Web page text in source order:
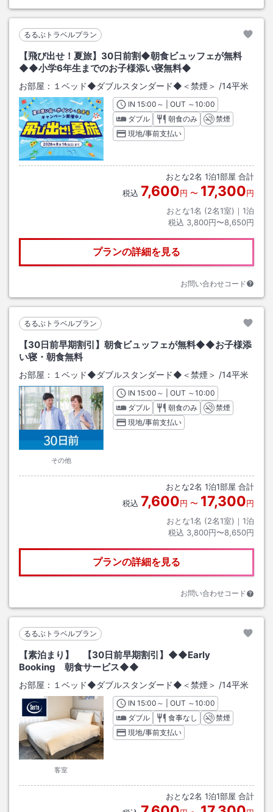
るるぶトラベルプラン
【飛び出せ！夏旅】30日前割◆朝食ビュッフェが無料
◆◆小学6年生までのお子様添い寝無料◆
お部屋： １ベッド◆ダブルスタンダード◆＜禁煙＞ /14平米
INチェックイン
15:00 ～ | OUT チェックアウト
～10:00
ダブル
朝食のみ
禁煙
現地/事前支払い
おとな2名 1泊1部屋 合計
税込 7,600円 〜 17,300円
おとな1名 (2名1室)｜ 1泊
税込 3,800円〜8,650円
プランの詳細を見る
お問い合わせコード
るるぶトラベルプラン
【30日前早期割引】朝食ビュッフェが無料◆◆お子様添
い寝・朝食無料
お部屋： １ベッド◆ダブルスタンダード◆＜禁煙＞ /14平米
その他
INチェックイン
15:00 ～ | OUT チェックアウト
～10:00
ダブル
朝食のみ
禁煙
現地/事前支払い
おとな2名 1泊1部屋 合計
税込 7,600円 〜 17,300円
おとな1名 (2名1室)｜ 1泊
税込 3,800円〜8,650円
プランの詳細を見る
お問い合わせコード
るるぶトラベルプラン
【素泊まり】 【30日前早期割引】◆◆Early
Booking 朝食サービス◆◆
お部屋： １ベッド◆ダブルスタンダード◆＜禁煙＞ /14平米
客室
INチェックイン
15:00 ～ | OUT チェックアウト
～10:00
ダブル
食事なし
禁煙
現地/事前支払い
おとな2名 1泊1部屋 合計